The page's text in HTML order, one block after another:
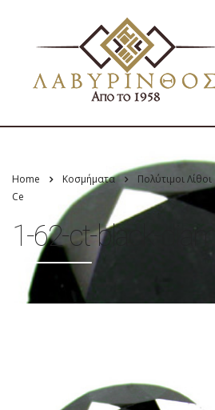
Home Κοσμήματα Πολύτιμοι Λίθοι
Ce
1-62-ct-black-